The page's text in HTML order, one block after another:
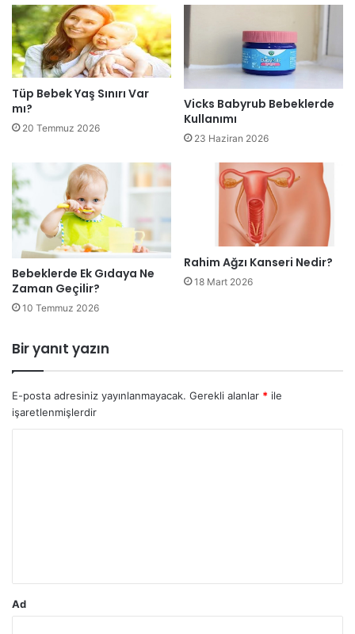
Tüp Bebek Yaş Sınırı Var
mı?
20 Temmuz 2026
Vicks Babyrub Bebeklerde
Kullanımı
23 Haziran 2026
Bebeklerde Ek Gıdaya Ne
Zaman Geçilir?
10 Temmuz 2026
Rahim Ağzı Kanseri Nedir?
18 Mart 2026
Bir yanıt yazın
E-posta adresiniz yayınlanmayacak. Gerekli alanlar * ile
işaretlenmişlerdir
Ad